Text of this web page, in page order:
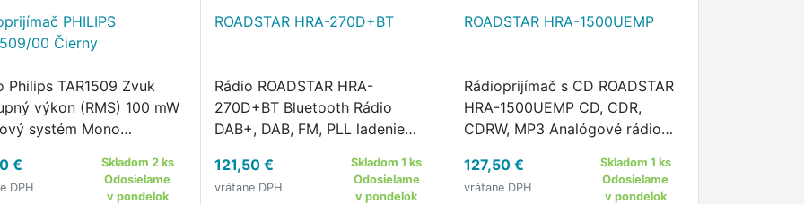
PHILIPS
00 Čierny
Philips TAR1509 Zvuk
výkon (RMS) 100 mW
systém Mono
Reproduktory
širokopásmových
€
DPH
Skladom 2 ks
Odosielame
v pondelok
ROADSTAR HRA-270D+BT
Rádio ROADSTAR HRA-
270D+BT Bluetooth Rádio
DAB+, DAB, FM, PLL ladenie
Výkon 2x 2W RMS, 32W PMPO
Prednastavený equalizér
121,50 €
vrátane DPH
Skladom 1 ks
Odosielame
v pondelok
ROADSTAR HRA-1500UEMP
Rádioprijímač s CD ROADSTAR
HRA-1500UEMP CD, CDR,
CDRW, MP3 Analógové rádio
nahrávania na USB Výstup na
slúchadlá Diaľkové ovládanie
127,50 €
vrátane DPH
Skladom 1 ks
Odosielame
v pondelok